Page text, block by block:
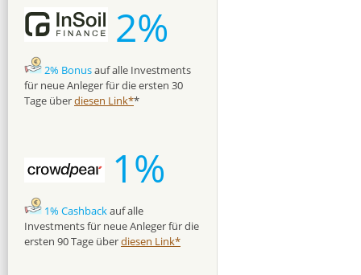
2%
2% Bonusauf alle Investments
für neue Anleger für die ersten 30
Tage überdiesen Link**
1%
1% Cashbackauf alle
Investments für neue Anleger für die
ersten 90 Tage überdiesen Link*